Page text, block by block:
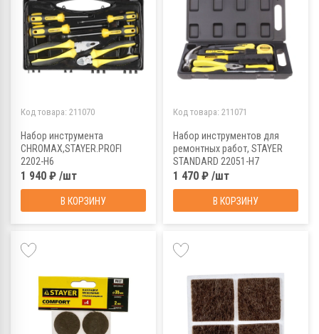
Код товара: 211070
Набор инструмента
CHROMAX,STAYER.PROFI
2202-H6
1 940 ₽ /шт
В КОРЗИНУ
Код товара: 211071
Набор инструментов для
ремонтных работ, STAYER
STANDARD 22051-H7
1 470 ₽ /шт
В КОРЗИНУ